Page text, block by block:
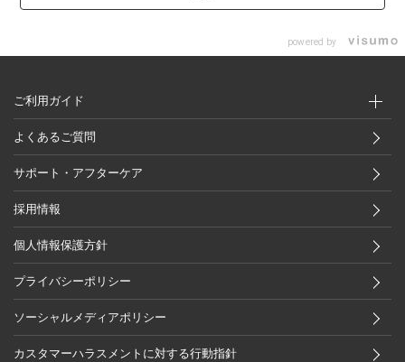
powered by
ご利用ガイド
よくあるご質問
サポート・アフターケア
採用情報
個人情報保護方針
プライバシーポリシー
ソーシャルメディアポリシー
カスタマーハラスメントに対する行動指針